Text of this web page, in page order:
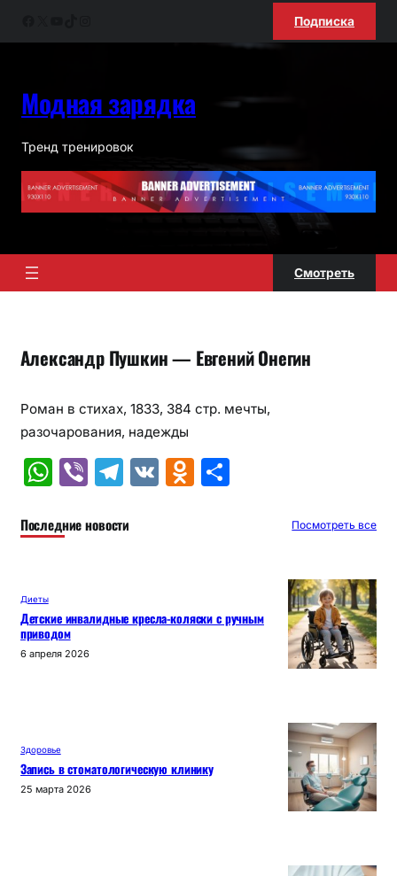
Подписка
Модная зарядка
Тренд тренировок
Смотреть
Александр Пушкин — Евгений Онегин
Роман в стихах, 1833, 384 стр. мечты,
разочарования, надежды
W
at
p
p
Vi
er
T
e
m
V O
a
О
в
Последние новости Посмотреть все
Диеты
Детские инвалидные кресла-коляски с ручным
приводом
6 апреля 2026
Здоровье
Запись в стоматологическую клинику
25 марта 2026